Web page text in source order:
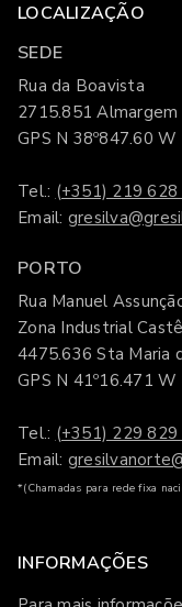
LOCALIZAÇÃO
SEDE
Rua da Boavista
2715.851 Almargem
GPS N 38º847.60 W
Tel.: (+351) 219 628
Email:
PORTO
Rua Manuel
Zona Industrial
4475.636 Sta Maria
GPS N 41º16.471 W
Tel.: (+351) 229
Email:
*(Chamadas para rede fixa
INFORMAÇÕES